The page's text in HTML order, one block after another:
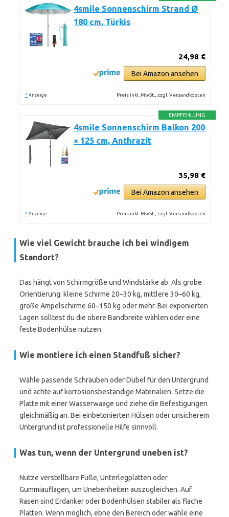
4smile Sonnenschirm Strand Ø
180 cm, Türkis
24,98 €
Bei Amazon ansehen
* Anzeige Preis inkl. MwSt., zzgl. Versandkosten
EMPFEHLUNG
4smile Sonnenschirm Balkon 200
× 125 cm, Anthrazit
35,98 €
Bei Amazon ansehen
* Anzeige Preis inkl. MwSt., zzgl. Versandkosten
Wie viel Gewicht brauche ich bei windigem
Standort?
Das hängt von Schirmgröße und Windstärke ab. Als grobe
Orientierung: kleine Schirme 20–30 kg, mittlere 30–60 kg,
große Ampelschirme 60–150 kg oder mehr. Bei exponierten
Lagen solltest du die obere Bandbreite wählen oder eine
feste Bodenhülse nutzen.
Wie montiere ich einen Standfuß sicher?
Wähle passende Schrauben oder Dübel für den Untergrund
und achte auf korrosionsbeständige Materialien. Setze die
Platte mit einer Wasserwaage und ziehe die Befestigungen
gleichmäßig an. Bei einbetonierten Hülsen oder unsicherem
Untergrund ist professionelle Hilfe sinnvoll.
Was tun, wenn der Untergrund uneben ist?
Nutze verstellbare Füße, Unterlegplatten oder
Gummiauflagen, um Unebenheiten auszugleichen. Auf
Rasen sind Erdanker oder Bodenhülsen stabiler als flache
Platten. Wenn möglich, ebne den Bereich oder wähle eine